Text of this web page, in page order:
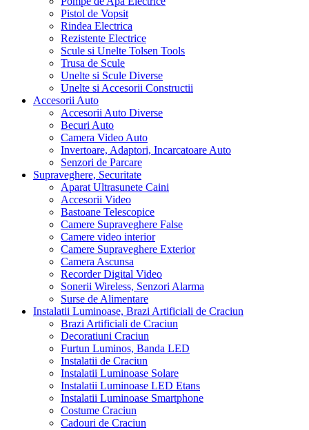
Pistol de Vopsit
Rindea Electrica
Rezistente Electrice
Scule si Unelte Tolsen Tools
Trusa de Scule
Unelte si Scule Diverse
Unelte si Accesorii Constructii
Accesorii Auto
Accesorii Auto Diverse
Becuri Auto
Camera Video Auto
Invertoare, Adaptori, Incarcatoare Auto
Senzori de Parcare
Supraveghere, Securitate
Aparat Ultrasunete Caini
Accesorii Video
Bastoane Telescopice
Camere Supraveghere False
Camere video interior
Camere Supraveghere Exterior
Camera Ascunsa
Recorder Digital Video
Sonerii Wireless, Senzori Alarma
Surse de Alimentare
Instalatii Luminoase, Brazi Artificiali de Craciun
Brazi Artificiali de Craciun
Decoratiuni Craciun
Furtun Luminos, Banda LED
Instalatii de Craciun
Instalatii Luminoase Solare
Instalatii Luminoase LED Etans
Instalatii Luminoase Smartphone
Costume Craciun
Cadouri de Craciun